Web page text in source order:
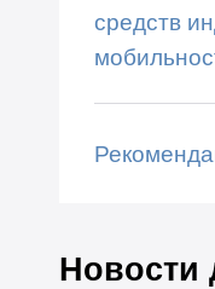
средств
Новости